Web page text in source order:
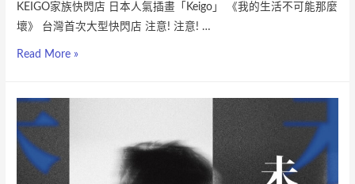
KEIGO家族快閃店 日本人氣插畫「Keigo」 《我的生活不可能那麼
壞》 台灣首次大型快閃店 注意! 注意! …
Read More »